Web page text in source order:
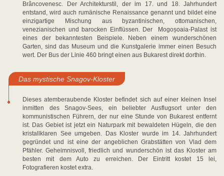
Brâncovenesc. Der Architekturstil, der im 17. und 18. Jahrhundert
entstand, wird auch rumänische Renaissance genannt und bildet eine
einzigartige Mischung aus byzantinischen, ottomanischen,
venezianischen und barocken Einflüssen. Der Mogoșoaia-Palast ist
eines der bekanntesten Beispiele. Neben einem wunderschönen
Garten, sind das Museum und die Kunstgalerie immer einen Besuch
wert. Der Bus der Linie 460 bringt einen aus Bukarest direkt dorthin.
Das mystische Snagov-Kloster
Dieses atemberaubende Kloster befindet sich auf einer kleinen Insel
inmitten des Snagov-Sees, ein beliebter Ausflugsort unter den
kommunistischen Führern, der nur eine Stunde von Bukarest entfernt
ist. Das Gebiet ist jetzt ein Naturpark mit bewaldeten Hügeln, die den
kristallklaren See umgeben. Das Kloster wurde im 14. Jahrhundert
gegründet und ist eine der angeblichen Grabstätten von Vlad dem
Pfähler. Geheimnisvoll, friedlich und wunderschön ist das Kloster am
besten mit dem Auto zu erreichen. Der Eintritt kostet 15 lei,
Fotografieren kostet extra.